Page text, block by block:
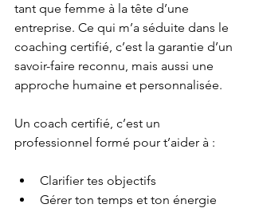
tant que femme à la tête d’une
entreprise. Ce qui m’a séduite dans le
coaching certifié, c’est la garantie d’un
savoir-faire reconnu, mais aussi une
approche humaine et personnalisée.
Un coach certifié, c’est un
professionnel formé pour t’aider à :
Clarifier tes objectifs
Gérer ton temps et ton énergie